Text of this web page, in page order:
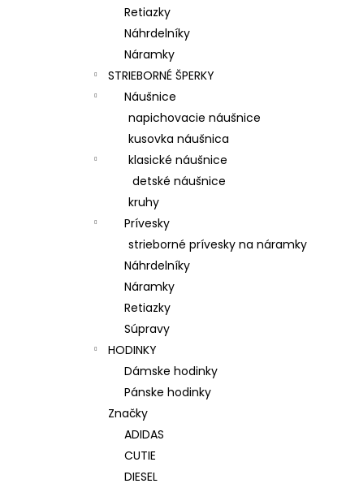
Retiazky
Náhrdelníky
Náramky
STRIEBORNÉ ŠPERKY
Náušnice
napichovacie náušnice
kusovka náušnica
klasické náušnice
detské náušnice
kruhy
Prívesky
strieborné prívesky na náramky
Náhrdelníky
Náramky
Retiazky
Súpravy
HODINKY
Dámske hodinky
Pánske hodinky
Značky
ADIDAS
CUTIE
DIESEL